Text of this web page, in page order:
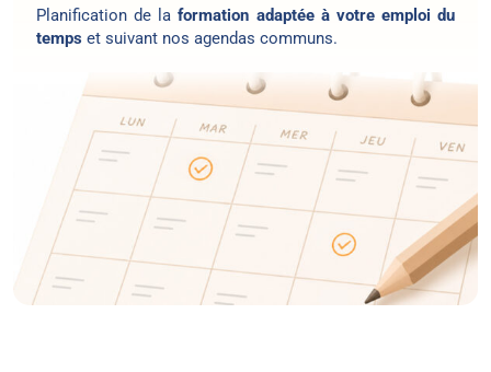
Planification de laformation adaptée à votre emploi du
temps et suivant nos agendas communs.